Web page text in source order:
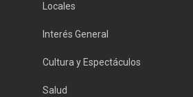
Locales
Interés General
Cultura y Espectáculos
Salud